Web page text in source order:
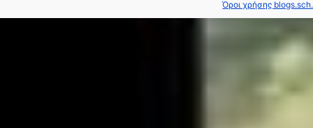
Όροι χρήσης